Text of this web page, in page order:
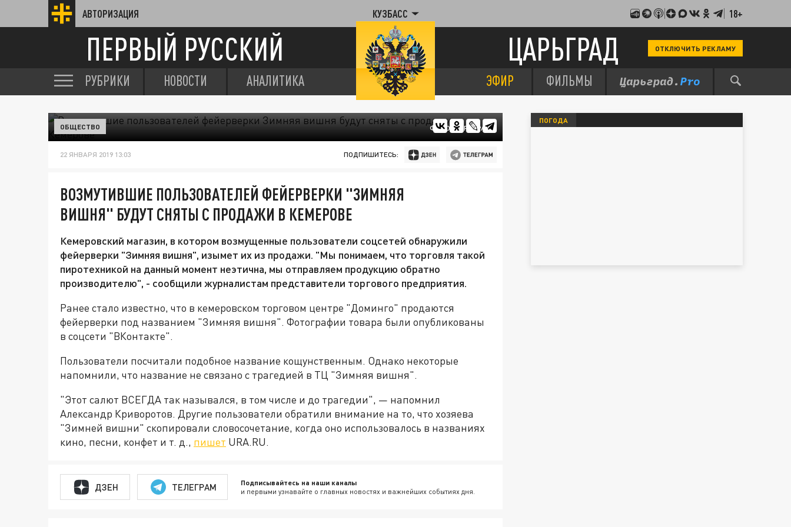
АВТОРИЗАЦИЯ КУЗБАСС 18+
ПЕРВЫЙ РУССКИЙ ЦАРЬГРАД ОТКЛЮЧИТЬ РЕКЛАМУ
РУБРИКИ НОВОСТИ АНАЛИТИКА ЭФИР ФИЛЬМЫ
ФОТО: ЦАРЬГРАД
ОБЩЕСТВО
22 ЯНВАРЯ 2019 13:03 ПОДПИШИТЕСЬ:
ВОЗМУТИВШИЕ ПОЛЬЗОВАТЕЛЕЙ ФЕЙЕРВЕРКИ "ЗИМНЯЯ
ВИШНЯ" БУДУТ СНЯТЫ С ПРОДАЖИ В КЕМЕРОВЕ
Кемеровский магазин, в котором возмущенные пользователи соцсетей обнаружили
фейерверки "Зимняя вишня", изымет их из продажи. "Мы понимаем, что торговля такой
пиротехникой на данный момент неэтична, мы отправляем продукцию обратно
производителю", - сообщили журналистам представители торгового предприятия.
Ранее стало известно, что в кемеровском торговом центре "Доминго" продаются
фейерверки под названием "Зимняя вишня". Фотографии товара были опубликованы
в соцсети "ВКонтакте".
Пользователи посчитали подобное название кощунственным. Однако некоторые
напомнили, что название не связано с трагедией в ТЦ "Зимняя вишня".
"Этот салют ВСЕГДА так назывался, в том числе и до трагедии", — напомнил
Александр Криворотов. Другие пользователи обратили внимание на то, что хозяева
"Зимней вишни" скопировали словосочетание, когда оно использовалось в названиях
кино, песни, конфет и т. д., пишет URA.RU.
ДЗЕН ТЕЛЕГРАМ Подписывайтесь на наши каналы
и первыми узнавайте о главных новостях и важнейших событиях дня.
ПОГОДА